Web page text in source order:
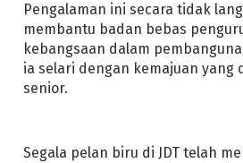
Pengalaman ini secara tidak
membantu badan bebas
kebangsaan dalam
ia selari dengan kemajuan yang
senior.
Segala pelan biru di JDT telah